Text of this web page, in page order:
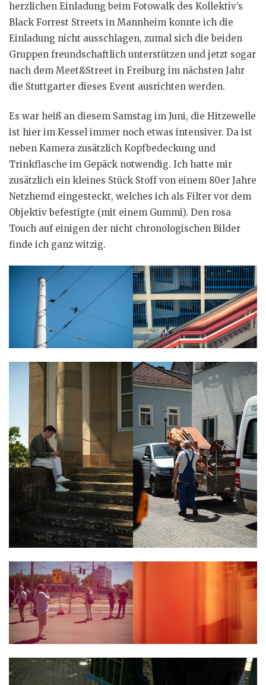
herzlichen Einladung beim Fotowalk des Kollektiv’s
Black Forrest Streets in Mannheim konnte ich die
Einladung nicht ausschlagen, zumal sich die beiden
Gruppen freundschaftlich unterstützen und jetzt sogar
nach dem Meet&Street in Freiburg im nächsten Jahr
die Stuttgarter dieses Event ausrichten werden.
Es war heiß an diesem Samstag im Juni, die Hitzewelle
ist hier im Kessel immer noch etwas intensiver. Da ist
neben Kamera zusätzlich Kopfbedeckung und
Trinkflasche im Gepäck notwendig. Ich hatte mir
zusätzlich ein kleines Stück Stoff von einem 80er Jahre
Netzhemd eingesteckt, welches ich als Filter vor dem
Objektiv befestigte (mit einem Gummi). Den rosa
Touch auf einigen der nicht chronologischen Bilder
finde ich ganz witzig.